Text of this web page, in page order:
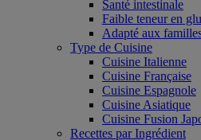
Santé intestinale
Faible teneur en
Adapté aux
Type de Cuisine
Cuisine Italienne
Cuisine Française
Cuisine Espagnole
Cuisine Asiatique
Cuisine Fusion
Recettes par Ingrédient